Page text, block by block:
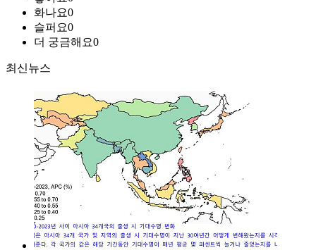
화나요0
슬퍼요0
더 궁금해요0
최신뉴스